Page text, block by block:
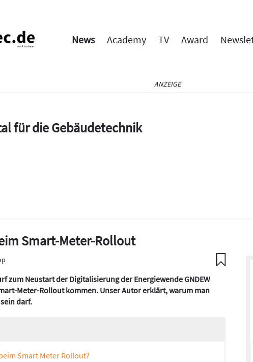
News Academy TV Award
ANZEIGE
für die Gebäudetechnik
Smart-Meter-Rollout
zum Neustart der Digitalisierung der Energiewende GNDEW
Meter-Rollout kommen. Unser Autor erklärt, warum man
darf.
Smart Meter Rollout?